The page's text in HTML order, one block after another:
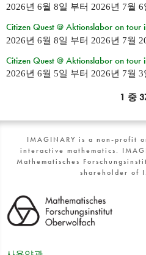
2026년 6월 8일 부터 2026년 7월 6
Citizen Quest @ Aktionslabor on tour
2026년 6월 8일 부터 2026년 7월
Citizen Quest @ Aktionslabor on tour
2026년 6월 5일 부터 2026년 7월 3
1 중
IMAGINARY is a non-profit
interactive mathematics.
Mathematisches
shareholder of